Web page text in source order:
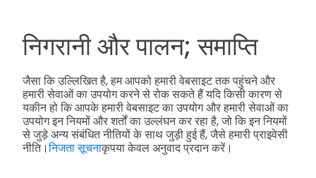
निगरानी और पालन; समाप्ति
जैसा कि उल्लिखित है, हम आपको हमारी वेबसाइट तक पहुंचने और
हमारी सेवाओं का उपयोग करने से रोक सकते हैं यदि किसी कारण से
यकीन हो कि आपके हमारी वेबसाइट का उपयोग और हमारी सेवाओं का
उपयोग इन नियमों और शर्तों का उल्लंघन कर रहा है, जो कि इन नियमों
से जुड़े अन्य संबंधित नीतियों के साथ जुड़ी हुई हैं, जैसे हमारी प्राइवेसी
नीति।निजता सूचनाकृपया केवल अनुवाद प्रदान करें।